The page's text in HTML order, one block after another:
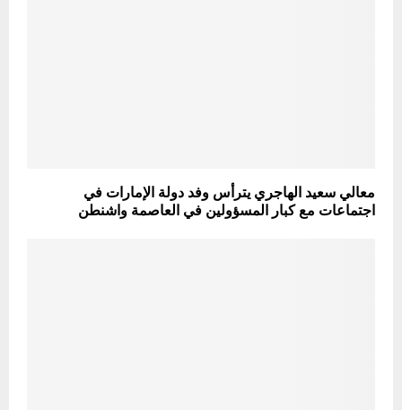
معالي سعيد الهاجري يترأس وفد دولة الإمارات في
اجتماعات مع كبار المسؤولين في العاصمة واشنطن